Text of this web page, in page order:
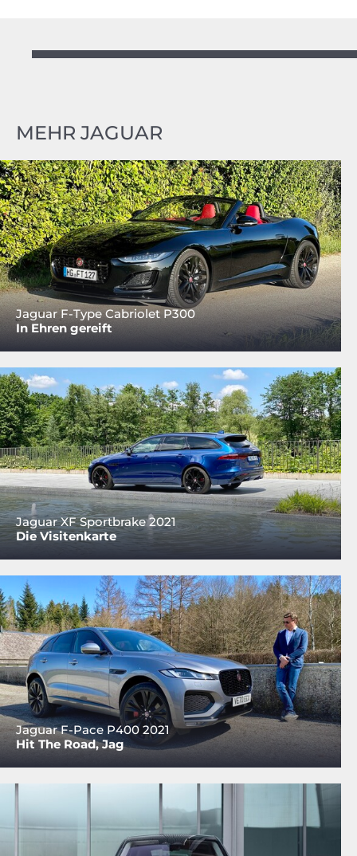
MEHR JAGUAR
Jaguar F-Type Cabriolet P300
In Ehren gereift
Jaguar XF Sportbrake 2021
Die Visitenkarte
Jaguar F-Pace P400 2021
Hit The Road, Jag